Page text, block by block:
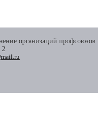
организаций профсоюзов
2